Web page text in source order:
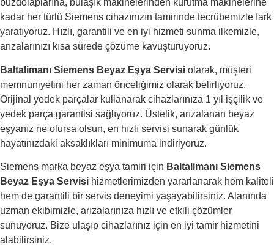
buzdolaplarına, bulaşık makinelerinden kurutma makinelerine
kadar her türlü Siemens cihazınızın tamirinde tecrübemizle fark
yaratıyoruz. Hızlı, garantili ve en iyi hizmeti sunma ilkemizle,
arızalarınızı kısa sürede çözüme kavuşturuyoruz.
Baltalimanı Siemens Beyaz Eşya Servisi olarak, müşteri
memnuniyetini her zaman önceliğimiz olarak belirliyoruz.
Orijinal yedek parçalar kullanarak cihazlarınıza 1 yıl işçilik ve
yedek parça garantisi sağlıyoruz. Üstelik, arızalanan beyaz
eşyanız ne olursa olsun, en hızlı servisi sunarak günlük
hayatınızdaki aksaklıkları minimuma indiriyoruz.
Siemens marka beyaz eşya tamiri için Baltalimanı Siemens
Beyaz Eşya Servisi hizmetlerimizden yararlanarak hem kaliteli
hem de garantili bir servis deneyimi yaşayabilirsiniz. Alanında
uzman ekibimizle, arızalarınıza hızlı ve etkili çözümler
sunuyoruz. Bize ulaşıp cihazlarınız için en iyi tamir hizmetini
alabilirsiniz.